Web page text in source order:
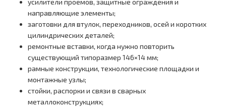
усилители проёмов, защитные ограждения и
направляющие элементы;
заготовки для втулок, переходников, осей и коротких
цилиндрических деталей;
ремонтные вставки, когда нужно повторить
существующий типоразмер 146×14 мм;
рамные конструкции, технологические площадки и
монтажные узлы;
стойки, распорки и связи в сварных
металлоконструкциях;